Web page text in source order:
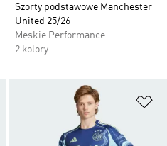
Szorty podstawowe Manchester
United 25/26
Męskie Performance
2 kolory
Dodaj do listy życzeń